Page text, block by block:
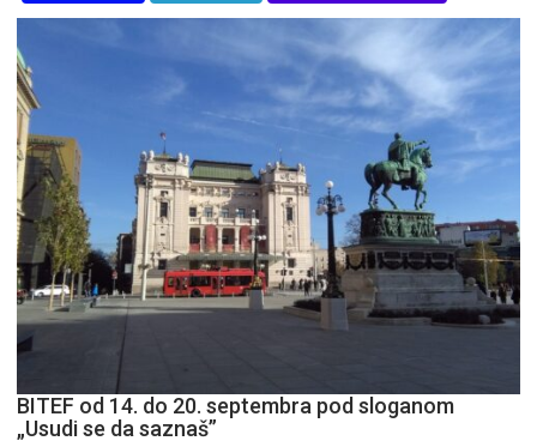
BITEF od 14. do 20. septembra pod sloganom
„Usudi se da saznaš”